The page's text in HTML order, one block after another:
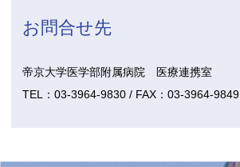
お問合せ先
帝京大学医学部附属病院 医療連携室
TEL：03-3964-9830 / FAX：03-3964-9849